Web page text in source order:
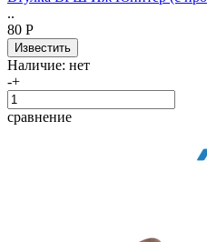
..
80 Р
Наличие: нет
-+
сравнение